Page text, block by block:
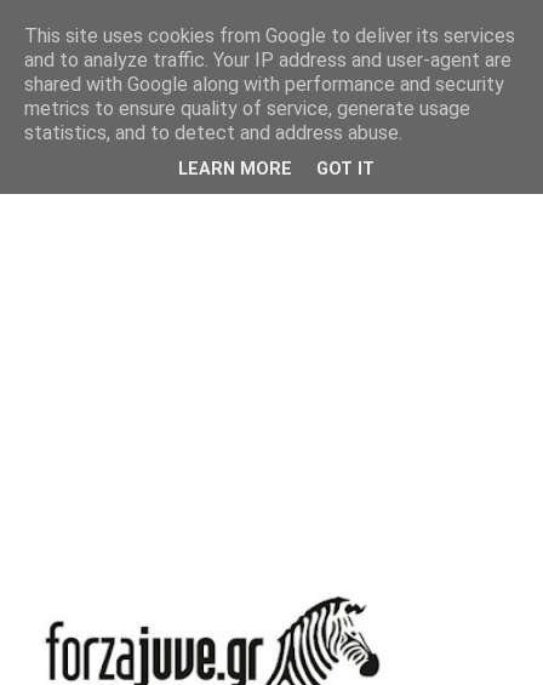
This site uses cookies from Google to deliver its services
and to analyze traffic. Your IP address and user-agent are
shared with Google along with performance and security
metrics to ensure quality of service, generate usage
statistics, and to detect and address abuse.
LEARN MORE GOT IT